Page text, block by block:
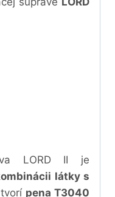
LORD II je
látky s
pena T3040